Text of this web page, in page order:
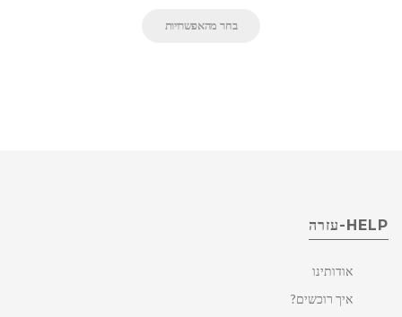
בחר מהאפשרויות
HELP-עזרה
אודותינו
איך רוכשים?